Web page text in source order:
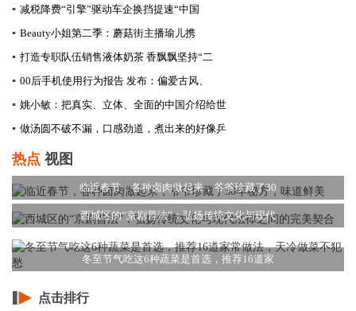
▪ 减税降费“引擎”驱动车企换挡提速​“中国
▪ Beauty小姐第二季：蘑菇街主播瑜儿携
▪ 打造专职队伍销售液体奶茶 香飘飘坚持“二
▪ 00后手机使用行为报告 发布：偏爱古风、
▪ 姚小敏：把真实、立体、全面的中国介绍给世
▪ 做汤圆不破不漏，口感劲道，煮出来的好像乒
热点 视图
临近春节，各种卤肉做起来，爷爷珍藏了30
西城区的“京剧普法”：弘扬传统文化与现代
冬至节气吃这6种蔬菜是首选，推荐16道家
点击排行